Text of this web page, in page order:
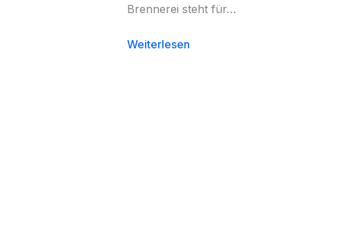
Brennerei steht für…
Weiterlesen